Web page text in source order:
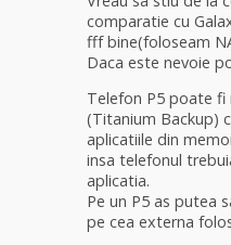
comparatie cu
fff bine(foloseam
Daca este nevoie
Telefon P5 poate
(Titanium Backup)
aplicatiile din
insa telefonul
aplicatia.
Pe un P5 as putea
pe cea externa